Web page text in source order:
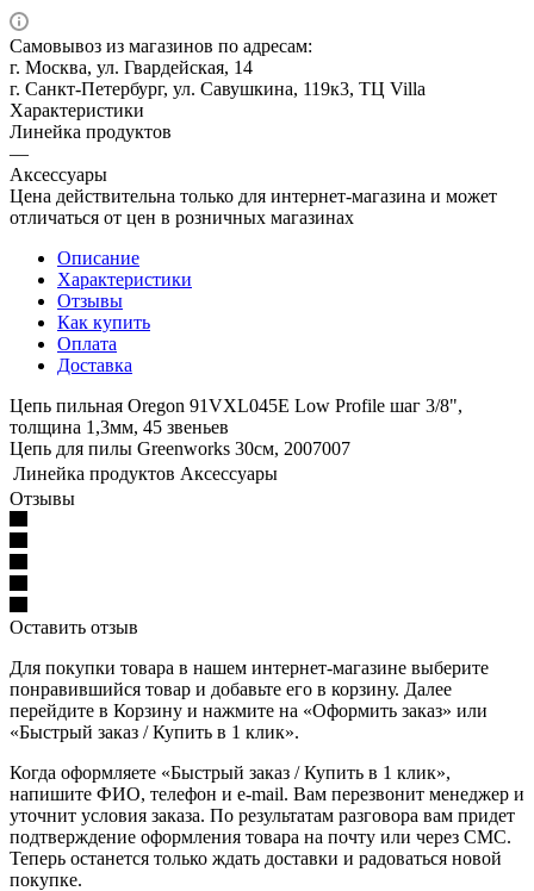
Самовывоз из магазинов по адресам:
г. Москва, ул. Гвардейская, 14
г. Санкт-Петербург, ул. Савушкина, 119к3, ТЦ Villa
Характеристики
Линейка продуктов
—
Аксессуары
Цена действительна только для интернет-магазина и может
отличаться от цен в розничных магазинах
Описание
Характеристики
Отзывы
Как купить
Оплата
Доставка
Цепь пильная Oregon 91VXL045E Low Profile шаг 3/8",
толщина 1,3мм, 45 звеньев
Цепь для пилы Greenworks 30см, 2007007
Линейка продуктов Аксессуары
Отзывы
Оставить отзыв
Для покупки товара в нашем интернет-магазине выберите
понравившийся товар и добавьте его в корзину. Далее
перейдите в Корзину и нажмите на «Оформить заказ» или
«Быстрый заказ / Купить в 1 клик».
Когда оформляете «Быстрый заказ / Купить в 1 клик»,
напишите ФИО, телефон и e-mail. Вам перезвонит менеджер и
уточнит условия заказа. По результатам разговора вам придет
подтверждение оформления товара на почту или через СМС.
Теперь останется только ждать доставки и радоваться новой
покупке.